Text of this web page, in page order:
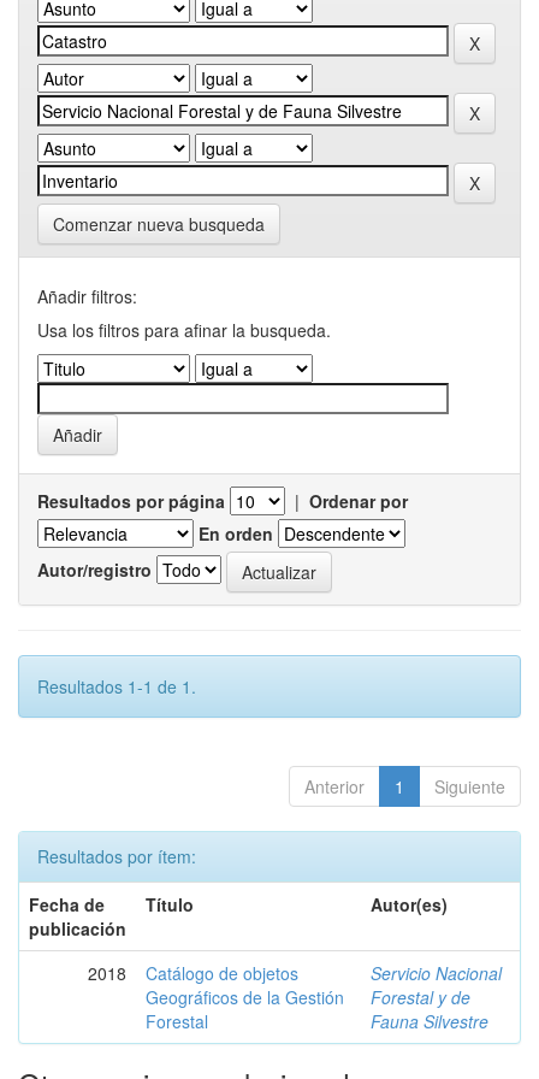
Comenzar nueva busqueda
Añadir filtros:
Usa los filtros para afinar la busqueda.
Resultados por página | Ordenar por
En orden
Autor/registro
Resultados 1-1 de 1.
Anterior 1 Siguiente
Resultados por ítem:
Fecha de
publicación
Título Autor(es)
2018
Catálogo de objetos
Geográficos de la Gestión
Forestal
Servicio Nacional
Forestal y de
Fauna Silvestre